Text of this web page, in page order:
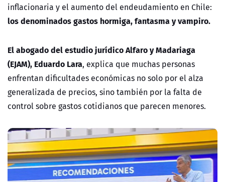
inflacionaria y el aumento del endeudamiento en Chile:
los denominados gastos hormiga, fantasma y vampiro.
El abogado del estudio jurídico Alfaro y Madariaga
(EJAM), Eduardo Lara, explica que muchas personas
enfrentan dificultades económicas no solo por el alza
generalizada de precios, sino también por la falta de
control sobre gastos cotidianos que parecen menores.